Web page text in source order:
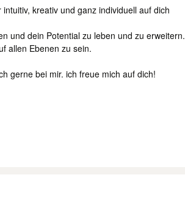
kreativ und ganz individuell auf dich
und dein Potential zu leben und zu erweitern.
allen Ebenen zu sein.
gerne bei mir. ich freue mich auf dich!